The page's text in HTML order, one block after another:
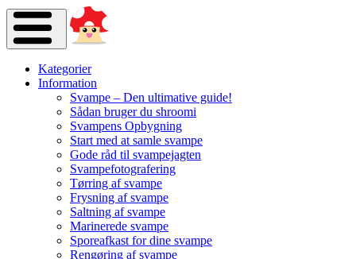
Kategorier
Information
Svampe – Den ultimative guide!
Sådan bruger du shroomi
Svampens Opbygning
Start med at samle svampe
Gode råd til svampejagten
Svampefotografering
Tørring af svampe
Frysning af svampe
Saltning af svampe
Marinerede svampe
Sporeafkast for dine svampe
Rengøring af svampe